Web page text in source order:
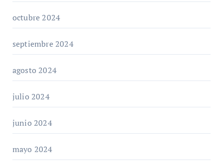
octubre 2024
septiembre 2024
agosto 2024
julio 2024
junio 2024
mayo 2024